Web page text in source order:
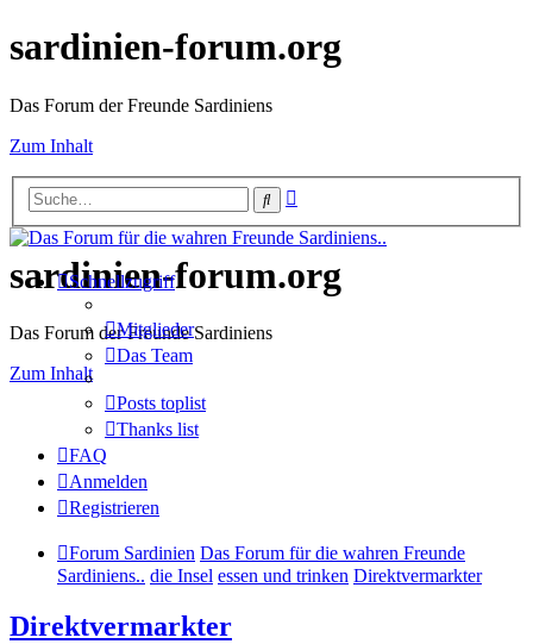
sardinien-forum.org
Das Forum der Freunde Sardiniens
Zum Inhalt
Suche
sardinien-forum.org
Das Forum der Freunde Sardiniens
Zum Inhalt
Schnellzugriff
Mitglieder
Das Team
Posts toplist
Thanks list
FAQ
Anmelden
Registrieren
Forum Sardinien Das Forum für die wahren Freunde
Sardiniens.. die Insel essen und trinken Direktvermarkter
Direktvermarkter